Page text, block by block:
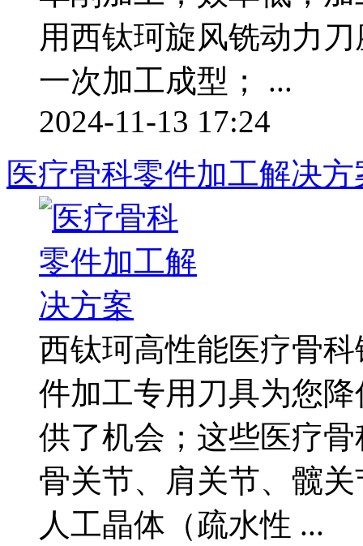
用西钛珂旋风铣动力
一次加工成型； ...
2024-11-13 17:24
医疗骨科零件加工解决方
西钛珂高性能医疗骨
件加工专用刀具为您
供了机会；这些医疗
骨关节、肩关节、髋
人工晶体（疏水性 ...